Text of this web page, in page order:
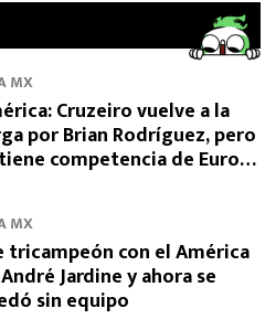
MX
Cruzeiro vuelve a la
por Brian Rodríguez, pero
competencia de Europa
MX
tricampeón con el América
Jardine y ahora se
sin equipo